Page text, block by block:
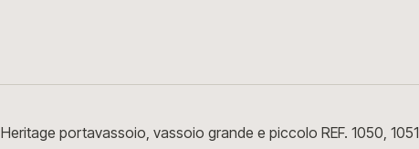
Heritage portavassoio, vassoio grande e piccolo REF. 1050,